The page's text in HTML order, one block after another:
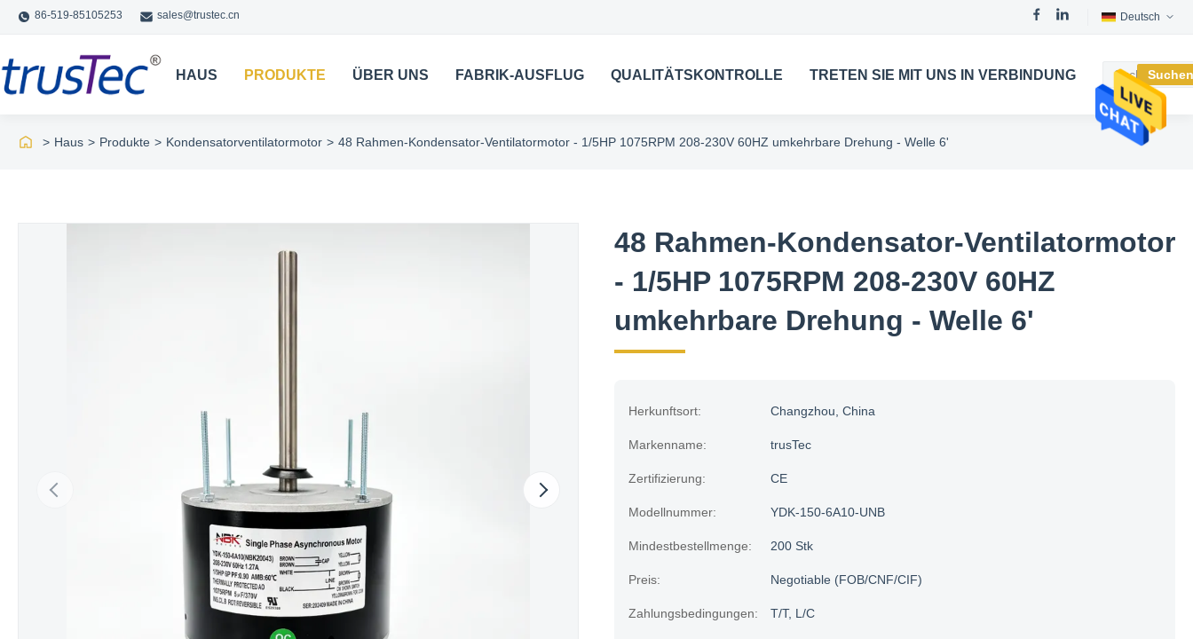
86-519-85105253 sales@trustec.cn Deutsch
HAUS PRODUKTE ÜBER UNS FABRIK-AUSFLUG QUALITÄTSKONTROLLE TRETEN SIE MIT UNS IN VERBINDUNG
> Haus > Produkte > Kondensatorventilatormotor > 48 Rahmen-Kondensator-Ventilatormotor - 1/5HP 1075RPM 208-230V 60HZ umkehrbare Drehung - Welle 6'
48 Rahmen-Kondensator-Ventilatormotor
- 1/5HP 1075RPM 208-230V 60HZ
umkehrbare Drehung - Welle 6'
Herkunftsort: Changzhou, China
Markenname: trusTec
Zertifizierung: CE
Modellnummer: YDK-150-6A10-UNB
Mindestbestellmenge: 200 Stk
Preis: Negotiable (FOB/CNF/CIF)
Zahlungsbedingungen: T/T, L/C